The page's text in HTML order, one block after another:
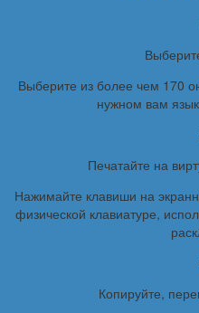
Выберите из более чем 170
нужном вам
Печатайте на
Нажимайте клавиши на
физической клавиатуре,
Копируйте,